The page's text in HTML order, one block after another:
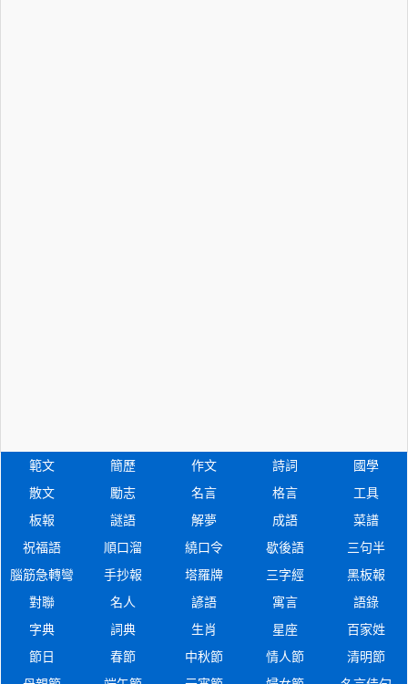
範文 簡歷 作文 詩詞
國學
散文
勵志 名言 格言
工具
板報
謎語 解夢 成語
菜譜
祝福語
順口溜 繞口令 歇後語
三句半
腦筋急轉彎
手抄報 塔羅牌 三字經
黑板報
對聯
名人 諺語 寓言
語錄
字典
詞典 生肖 星座
百家姓
節日
春節 中秋節 情人節
清明節